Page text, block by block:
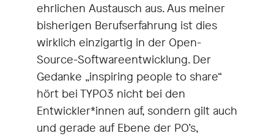
ehrlichen Austausch aus. Aus meiner
bisherigen Berufserfahrung ist dies
wirklich einzigartig in der Open-
Source-Softwareentwicklung. Der
Gedanke „inspiring people to share“
hört bei TYPO3 nicht bei den
Entwickler*innen auf, sondern gilt auch
und gerade auf Ebene der PO’s,